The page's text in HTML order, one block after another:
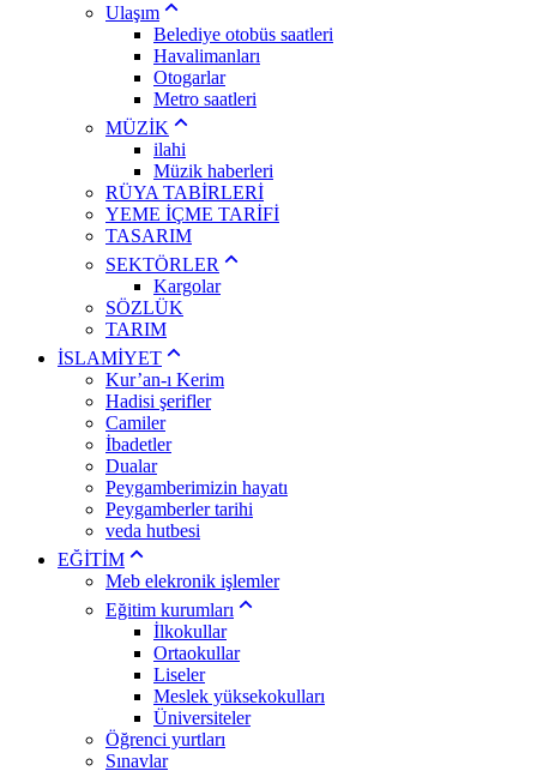
Ulaşım
Belediye otobüs saatleri
Havalimanları
Otogarlar
Metro saatleri
MÜZİK
ilahi
Müzik haberleri
RÜYA TABİRLERİ
YEME İÇME TARİFİ
TASARIM
SEKTÖRLER
Kargolar
SÖZLÜK
TARIM
İSLAMİYET
Kur’an-ı Kerim
Hadisi şerifler
Camiler
İbadetler
Dualar
Peygamberimizin hayatı
Peygamberler tarihi
veda hutbesi
EĞİTİM
Meb elekronik işlemler
Eğitim kurumları
İlkokullar
Ortaokullar
Liseler
Meslek yüksekokulları
Üniversiteler
Öğrenci yurtları
Sınavlar